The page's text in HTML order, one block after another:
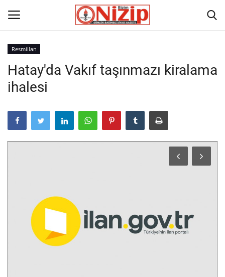
Ana
GÜNDEM
Gazete
Asayiş
Ekonomi
Resmiilan
Hatay'da Vakıf taşınmazı kiralama
ihalesi